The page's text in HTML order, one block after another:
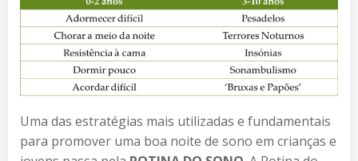
Uma das estratégias mais utilizadas e fundamentais
para promover uma boa noite de sono em crianças e